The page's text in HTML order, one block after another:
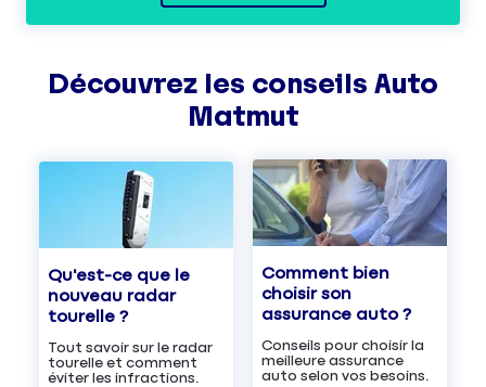
Découvrez les conseils Auto
Matmut
Qu'est-ce que le
nouveau radar
tourelle ?
Tout savoir sur le radar
tourelle et comment
éviter les infractions.
Comment bien
choisir son
assurance auto ?
Conseils pour choisir la
meilleure assurance
auto selon vos besoins.